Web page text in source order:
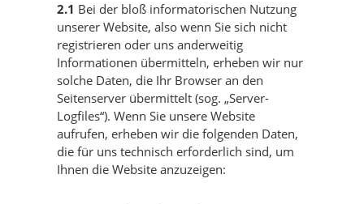
2.1 Bei der bloß informatorischen Nutzung
unserer Website, also wenn Sie sich nicht
registrieren oder uns anderweitig
Informationen übermitteln, erheben wir nur
solche Daten, die Ihr Browser an den
Seitenserver übermittelt (sog. „Server-
Logfiles“). Wenn Sie unsere Website
aufrufen, erheben wir die folgenden Daten,
die für uns technisch erforderlich sind, um
Ihnen die Website anzuzeigen: